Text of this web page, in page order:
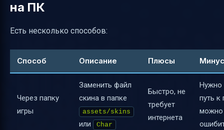
на ПК
Есть несколько способов:
Способ Описание Плюсы
Через папку
игры
Заменить файл
скина в папке
assets/skins
или Char
Быстро, не
требует
интернета
Нужно
путь к
можно